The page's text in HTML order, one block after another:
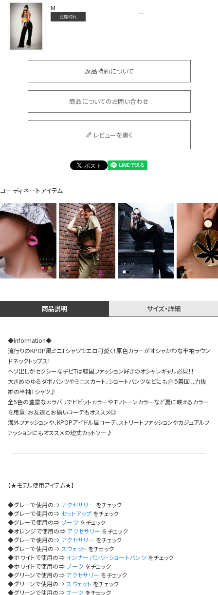
スタッフコーディネート
イベント一覧
今活躍している多ジャンルダンサーさん×bombshellコラボ特集
M
在庫切れ —
返品特約について
商品についてのお問い合わせ
レビューを書く
コーディネートアイテム
商品説明 サイズ・詳細
◆Information◆
流行りのKPOP風ミニTシャツでエロ可愛く！原色カラーがオシャかわな半袖ラウン
ドネックトップス！
ヘソ出しがセクシーなチビTは韓国ファッション好きのオシャレギャル必見！！
大きめのゆるダボパンツやミニスカート、ショートパンツなどにも合う着回し力抜
群の半袖Tシャツ♪
全5色の豊富なカラバリでビビットカラーやモノトーンカラーなど夏に映えるカラー
を用意！お友達とお揃いコーデもオススメ◎
海外ファッションや、KPOPアイドル風コーデ、ストリートファッションやカジュアルフ
ァッションにもオススメの短丈カットソー♪
【★モデル使用アイテム★】
◆グレーで使用の⇒ アクセサリー をチェック
◆グレーで使用の⇒ セットアップをチェック
◆グレーで使用の⇒ブーツをチェック
◆オレンジで使用の⇒ アクセサリー をチェック
◆グレーで使用の⇒ アクセサリー をチェック
◆グレーで使用の⇒ スウェット をチェック
◆ホワイトで使用の⇒ インナーパンツ・ショートパンツをチェック
◆ホワイトで使用の⇒ブーツ をチェック
◆グリーンで使用の⇒ アクセサリー をチェック
◆グリーンで使用の⇒ スウェット をチェック
◆グリーンで使用の⇒ブーツ をチェック